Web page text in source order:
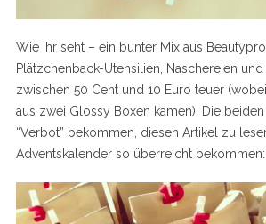
Wie ihr seht – ein bunter Mix aus
Plätzchenback-Utensilien, Naschereien
zwischen 50 Cent und 10 Euro teuer
aus zwei Glossy Boxen kamen). Die
“Verbot” bekommen, diesen Artikel zu
Adventskalender so überreicht bekommen: